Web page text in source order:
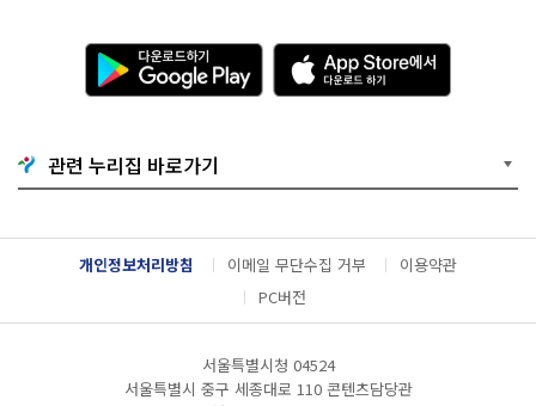
다
운
로
기
G
o
g
l
e
l
A
p
p
e
서
다
운
드
관련 누리집 바로가기
개인정보처리방침 이메일 무단수집 거부
이용약관
PC버전
서울특별시청 04524
서울특별시 중구 세종대로 110 콘텐츠담당관